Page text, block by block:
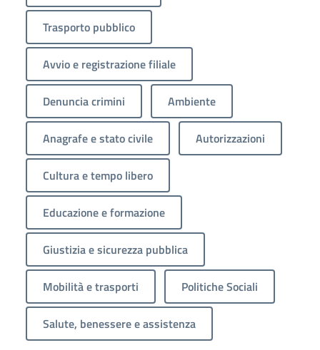
Trasporto pubblico
Avvio e registrazione filiale
Denuncia crimini Ambiente
Anagrafe e stato civile Autorizzazioni
Cultura e tempo libero
Educazione e formazione
Giustizia e sicurezza pubblica
Mobilità e trasporti Politiche Sociali
Salute, benessere e assistenza